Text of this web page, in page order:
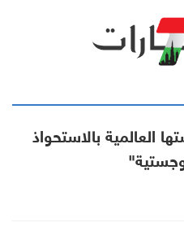
العالمية بالاستحواذ